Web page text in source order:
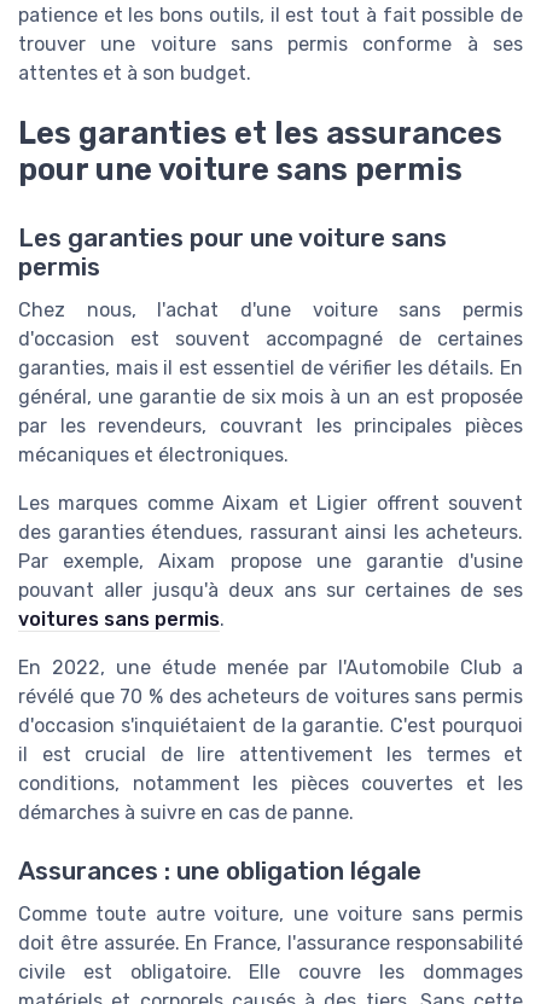
patience et les bons outils, il est tout à fait possible de
trouver une voiture sans permis conforme à ses
attentes et à son budget.
Les garanties et les assurances
pour une voiture sans permis
Les garanties pour une voiture sans
permis
Chez nous, l'achat d'une voiture sans permis
d'occasion est souvent accompagné de certaines
garanties, mais il est essentiel de vérifier les détails. En
général, une garantie de six mois à un an est proposée
par les revendeurs, couvrant les principales pièces
mécaniques et électroniques.
Les marques comme Aixam et Ligier offrent souvent
des garanties étendues, rassurant ainsi les acheteurs.
Par exemple, Aixam propose une garantie d'usine
pouvant aller jusqu'à deux ans sur certaines de ses
voitures sans permis.
En 2022, une étude menée par l'Automobile Club a
révélé que 70 % des acheteurs de voitures sans permis
d'occasion s'inquiétaient de la garantie. C'est pourquoi
il est crucial de lire attentivement les termes et
conditions, notamment les pièces couvertes et les
démarches à suivre en cas de panne.
Assurances : une obligation légale
Comme toute autre voiture, une voiture sans permis
doit être assurée. En France, l'assurance responsabilité
civile est obligatoire. Elle couvre les dommages